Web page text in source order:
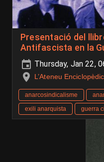
Presentació del
Antifascista en la
Thursday, Jan 22,
L’Ateneu
anarcosindicalisme
exili anarquista
guerra